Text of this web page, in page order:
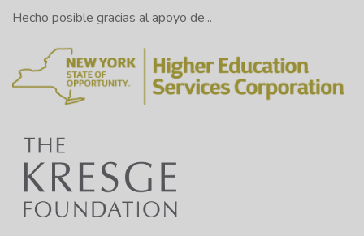
Hecho posible gracias al apoyo de...